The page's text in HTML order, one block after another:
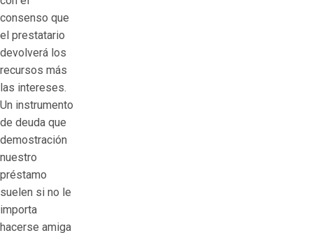
consenso que
el prestatario
devolverá los
recursos más
las intereses.
Un instrumento
de deuda que
demostración
nuestro
préstamo
suelen si no le
importa
hacerse amiga